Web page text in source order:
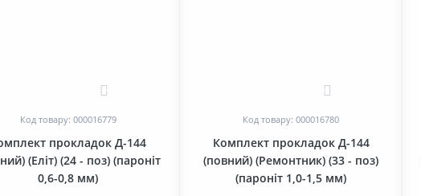
Код товару: 000016779
прокладок Д-144
(Еліт) (24 - поз) (пароніт
0,6-0,8 мм)
Код товару: 000016780
Комплект прокладок Д-144
(повний) (Ремонтник) (33 - поз)
(пароніт 1,0-1,5 мм)